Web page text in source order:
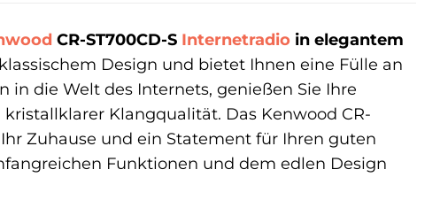
CR-ST700CD-S Internetradio in elegantem
Design und bietet Ihnen eine Fülle an
in die Welt des Internets, genießen Sie Ihre
Klangqualität. Das Kenwood CR-
Zuhause und ein Statement für Ihren guten
Funktionen und dem edlen Design